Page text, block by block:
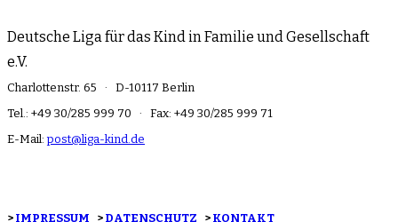
Deutsche Liga für das Kind in Familie und Gesellschaft
e.V.
Charlottenstr. 65 · D-10117 Berlin
Tel.: +49 30/285 999 70 · Fax: +49 30/285 999 71
E-Mail:post@liga-kind.de
> IMPRESSUM > DATENSCHUTZ > KONTAKT